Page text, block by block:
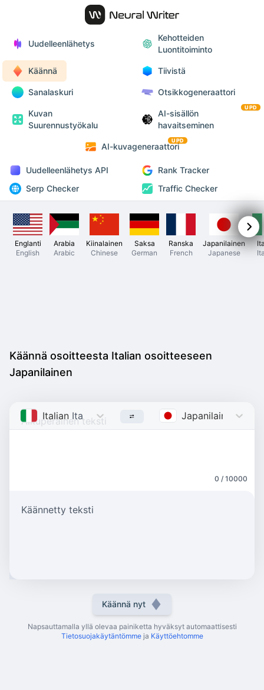
Uudelleenlähetys
Kehotteiden
Luontitoiminto
Käännä Tiivistä
Sanalaskuri Otsikkogeneraattori
Kuvan
Suurennustyökalu
AI-sisällön
havaitseminen
UPD
AI-kuvageneraattori
UPD
Uudelleenlähetys API
Rank Tracker
Serp Checker
Traffic Checker
Englanti
English
Arabia
Arabic
Kiinalainen
Chinese
Saksa
German
Ranska
French
Japanilainen
Japanese
Käännä osoitteesta Italian osoitteeseen
Japanilainen
Italian Italian Japanilainen
0 / 10000
Käännetty teksti
Käännä nyt
Napsauttamalla yllä olevaa painiketta hyväksyt automaattisesti
Tietosuojakäytäntömme ja Käyttöehtomme